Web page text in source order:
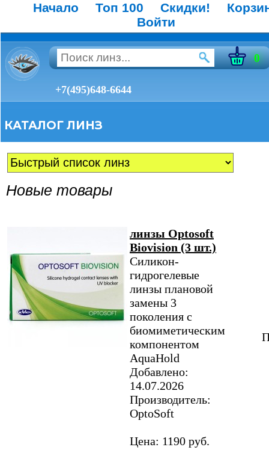
Начало Топ 100 Скидки!
Войти
0
+7(495)648-6644
КАТАЛОГ ЛИНЗ
Новые товары
линзы Optosoft
Biovision (3 шт.)
Силикон-
гидрогелевые
линзы плановой
замены 3
поколения с
биомиметическим
компонентом
AquaHold
Добавлено:
14.07.2026
Производитель:
OptoSoft
Цена: 1190 руб.